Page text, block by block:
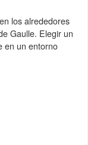
los alrededores
Gaulle. Elegir un
en un entorno